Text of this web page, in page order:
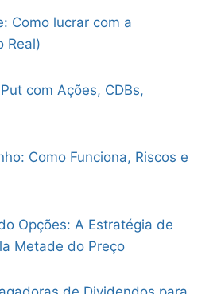
Como lucrar com a
Real)
com Ações, CDBs,
Como Funciona, Riscos e
Opções: A Estratégia de
Metade do Preço